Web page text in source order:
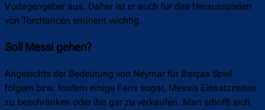
Vorlagengeber aus. Daher ist er auch für das Herausspielen
von Torchancen eminent wichtig.
Soll Messi gehen?
Angesichts der Bedeutung von Neymar für Barças Spiel
folgern bzw. fordern einige Fans sogar, Messis Einsatzzeiten
zu beschränken oder ihn gar zu verkaufen. Man erhofft sich